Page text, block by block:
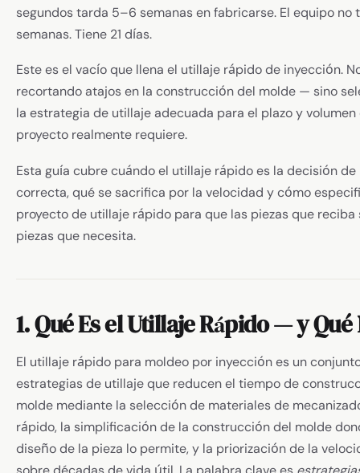
segundos tarda 5–6 semanas en fabricarse. El equipo no
semanas. Tiene 21 días.
Este es el vacío que llena el utillaje rápido de inyección.
recortando atajos en la construcción del molde — sino
la estrategia de utillaje adecuada para el plazo y volumen
proyecto realmente requiere.
Esta guía cubre cuándo el utillaje rápido es la decisión de
correcta, qué se sacrifica por la velocidad y cómo
proyecto de utillaje rápido para que las piezas que reciba
piezas que necesita.
1. Qué Es el Utillaje Rápido — y Qué
El utillaje rápido para moldeo por inyección es un
estrategias de utillaje que reducen el tiempo de
molde mediante la selección de materiales de
rápido, la simplificación de la construcción del molde
diseño de la pieza lo permite, y la priorización de la